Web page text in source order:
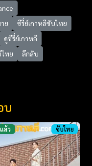
ย
ซีรี่ย์เกาหลีซับไทย
ดูซีรี่ย์เกาหลี
ทย
ลึกลับ
บ
ล้ว ซับไทย